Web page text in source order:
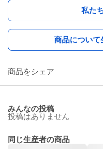
私た
商品について
商品をシェア
みんなの投稿
投稿はありません
同じ生産者の商品